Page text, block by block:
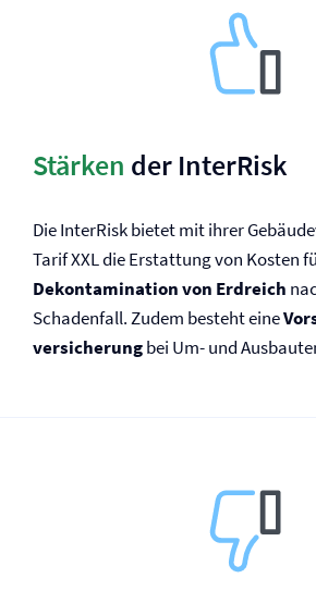
Stärken der InterRisk
Die InterRisk bietet mit ihrer
Tarif XXL die Erstattung von Kosten
Dekontamination von Erdreich
Schadenfall. Zudem besteht eine
versicherungbei Um- und